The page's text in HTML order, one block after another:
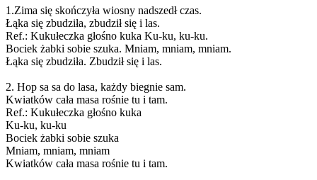
1.Zima się skończyła wiosny nadszedł czas.
Łąka się zbudziła, zbudził się i las.
Ref.: Kukułeczka głośno kuka Ku-ku, ku-ku.
Bociek żabki sobie szuka. Mniam, mniam, mniam.
Łąka się zbudziła. Zbudził się i las.
2. Hop sa sa do lasa, każdy biegnie sam.
Kwiatków cała masa rośnie tu i tam.
Ref.: Kukułeczka głośno kuka
Ku-ku, ku-ku
Bociek żabki sobie szuka
Mniam, mniam, mniam
Kwiatków cała masa rośnie tu i tam.